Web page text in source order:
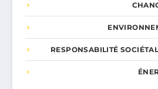
RESPONSABILITÉ